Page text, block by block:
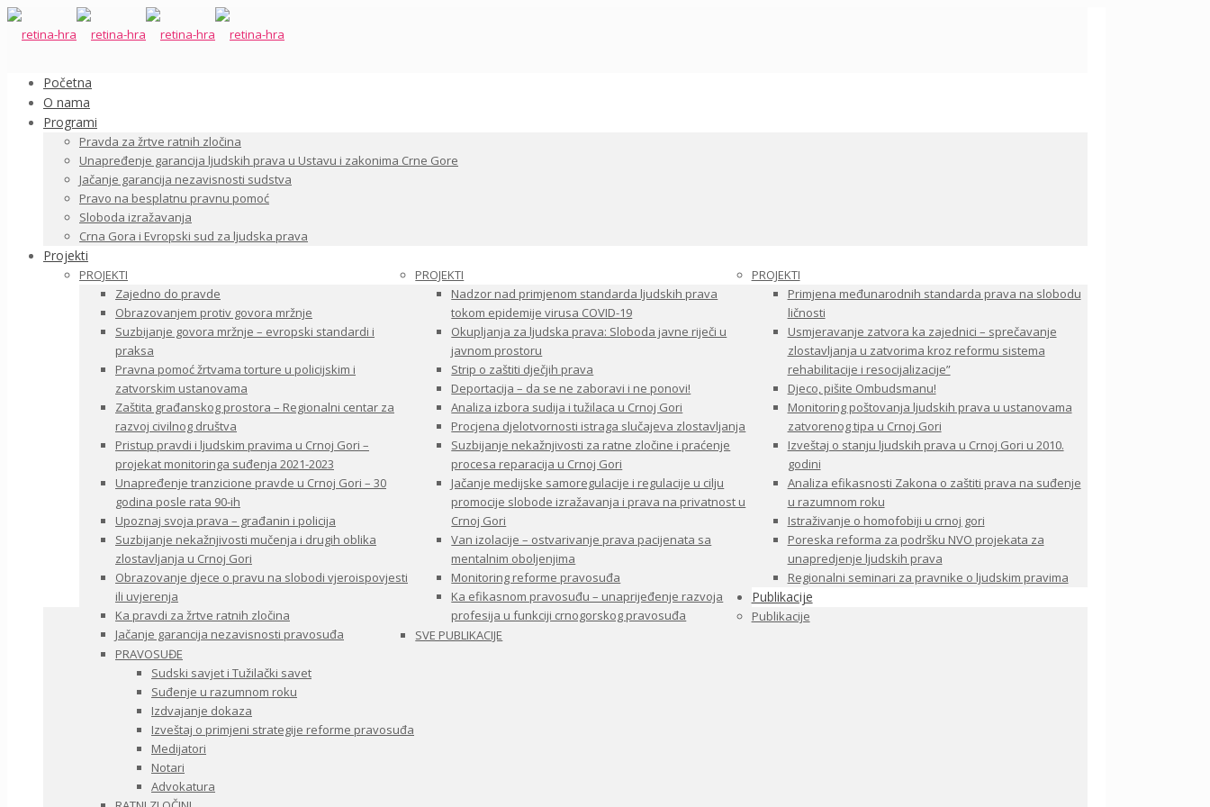
Početna
O nama
Programi
Pravda za žrtve ratnih zločina
Unapređenje garancija ljudskih prava u Ustavu i zakonima Crne Gore
Jačanje garancija nezavisnosti sudstva
Pravo na besplatnu pravnu pomoć
Sloboda izražavanja
Crna Gora i Evropski sud za ljudska prava
Projekti
PROJEKTI
Zajedno do pravde
Obrazovanjem protiv govora mržnje
Suzbijanje govora mržnje – evropski standardi i
praksa
Pravna pomoć žrtvama torture u policijskim i
zatvorskim ustanovama
Zaštita građanskog prostora – Regionalni centar za
razvoj civilnog društva
Pristup pravdi i ljudskim pravima u Crnoj Gori –
projekat monitoringa suđenja 2021-2023
Unapređenje tranzicione pravde u Crnoj Gori – 30
godina posle rata 90-ih
Upoznaj svoja prava – građanin i policija
Suzbijanje nekažnjivosti mučenja i drugih oblika
zlostavljanja u Crnoj Gori
Obrazovanje djece o pravu na slobodi vjeroispovjesti
ili uvjerenja
Ka pravdi za žrtve ratnih zločina
Jačanje garancija nezavisnosti pravosuđa
PROJEKTI
Nadzor nad primjenom standarda ljudskih prava
tokom epidemije virusa COVID-19
Okupljanja za ljudska prava: Sloboda javne riječi u
javnom prostoru
Strip o zaštiti dječjih prava
Deportacija – da se ne zaboravi i ne ponovi!
Analiza izbora sudija i tužilaca u Crnoj Gori
Procjena djelotvornosti istraga slučajeva zlostavljanja
Suzbijanje nekažnjivosti za ratne zločine i praćenje
procesa reparacija u Crnoj Gori
Jačanje medijske samoregulacije i regulacije u cilju
promocije slobode izražavanja i prava na privatnost u
Crnoj Gori
Van izolacije – ostvarivanje prava pacijenata sa
mentalnim oboljenjima
Monitoring reforme pravosuđa
Ka efikasnom pravosuđu – unaprijeđenje razvoja
profesija u funkciji crnogorskog pravosuđa
PROJEKTI
Primjena međunarodnih standarda prava na slobodu
ličnosti
Usmjeravanje zatvora ka zajednici – sprečavanje
zlostavljanja u zatvorima kroz reformu sistema
rehabilitacije i resocijalizacije”
Djeco, pišite Ombudsmanu!
Monitoring poštovanja ljudskih prava u ustanovama
zatvorenog tipa u Crnoj Gori
Izveštaj o stanju ljudskih prava u Crnoj Gori u 2010.
godini
Analiza efikasnosti Zakona o zaštiti prava na suđenje
u razumnom roku
Istraživanje o homofobiji u crnoj gori
Poreska reforma za podršku NVO projekata za
unapredjenje ljudskih prava
Regionalni seminari za pravnike o ljudskim pravima
Publikacije
Publikacije
SVE PUBLIKACIJE
PRAVOSUĐE
Sudski savjet i Tužilački savet
Suđenje u razumnom roku
Izdvajanje dokaza
Izveštaj o primjeni strategije reforme pravosuđa
Medijatori
Notari
Advokatura